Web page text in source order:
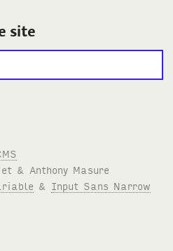
site
& Anthony Masure
& Input Sans Narrow